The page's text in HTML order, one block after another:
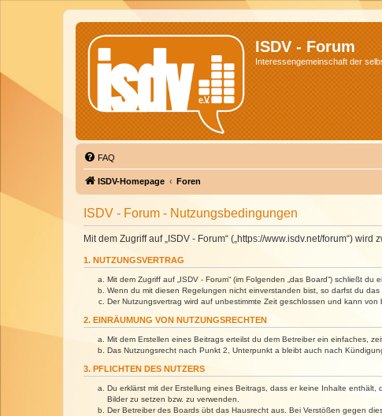
ISDV - Forum
Interessengemeinschaft der
FAQ
ISDV-Homepage Foren
ISDV - Forum - Nutzungsbedingungen
Mit dem Zugriff auf „ISDV - Forum“ („https://www.isdv.net/forum“)
1. NUTZUNGSVERTRAG
Mit dem Zugriff auf „ISDV - Forum“ (im Folgenden „das Board“) schließt
Wenn du mit diesen Regelungen nicht einverstanden bist, so darfst du
Der Nutzungsvertrag wird auf unbestimmte Zeit geschlossen und kann
2. EINRÄUMUNG VON NUTZUNGSRECHTEN
Mit dem Erstellen eines Beitrags erteilst du dem Betreiber ein einfaches,
Das Nutzungsrecht nach Punkt 2, Unterpunkt a bleibt auch nach
3. PFLICHTEN DES NUTZERS
Du erklärst mit der Erstellung eines Beitrags, dass er keine Inhalte
Bilder zu setzen bzw. zu verwenden.
Der Betreiber des Boards übt das Hausrecht aus. Bei Verstößen gegen